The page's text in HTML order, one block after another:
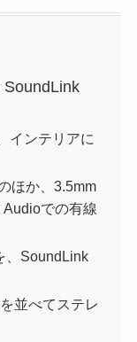
SoundLink
インテリアに
ほか、3.5mm
での有線
、SoundLink
並べてステレ